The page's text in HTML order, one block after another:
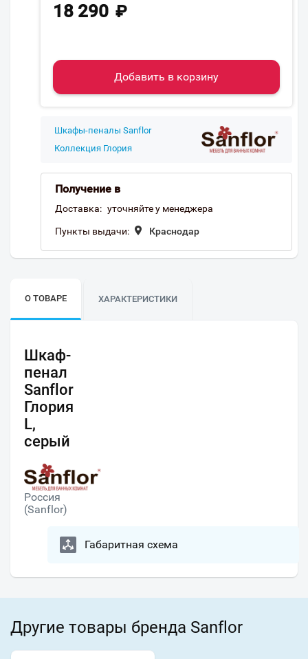
18 290 ₽
Добавить в корзину
Шкафы-пеналы Sanflor
Коллекция Глория
Получение в
Доставка: уточняйте у менеджера
Пункты выдачи: Краснодар
О ТОВАРЕ ХАРАКТЕРИСТИКИ
Шкаф-
пенал
Sanflor
Глория
L,
серый
Россия
(Sanflor)
Габаритная схема
Другие товары бренда Sanflor